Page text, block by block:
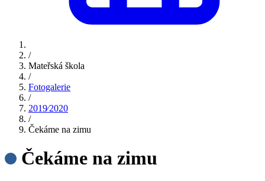
/
Mateřská škola
/
Fotogalerie
/
2019⁄2020
/
Čekáme na zimu
Čekáme na zimu